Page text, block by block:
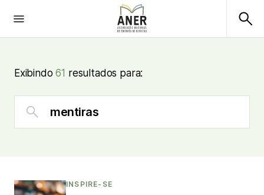
Exibindo61 resultados para:
INSPIRE-SE